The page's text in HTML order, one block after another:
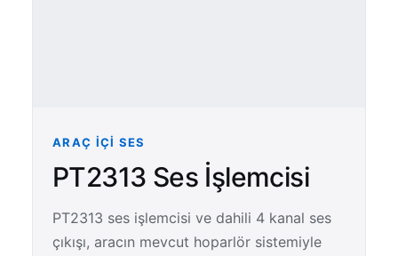
ARAÇ İÇI SES
PT2313 Ses İşlemcisi
PT2313 ses işlemcisi ve dahili 4 kanal ses
çıkışı, aracın mevcut hoparlör sistemiyle